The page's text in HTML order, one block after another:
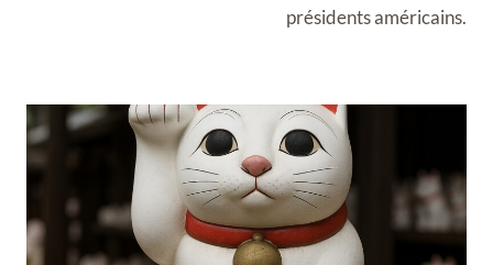
présidents américains.